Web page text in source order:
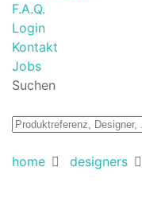
F.A.Q.
Login
Kontakt
Jobs
Suchen
home designers